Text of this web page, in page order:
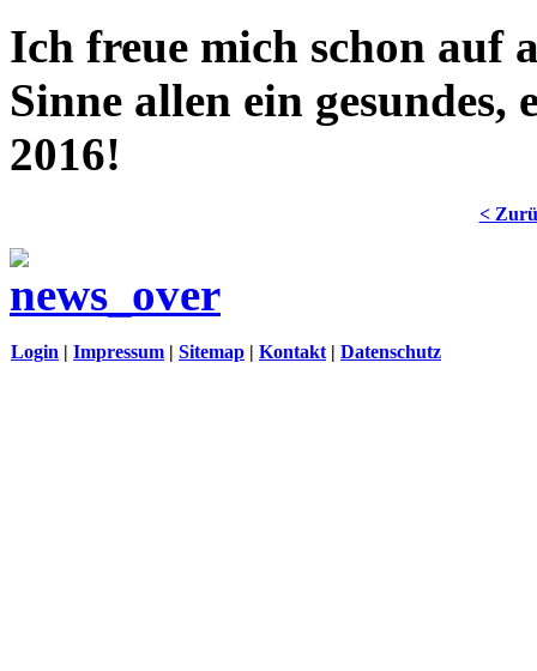
Ich freue mich schon auf
Sinne allen ein gesundes,
2016!
<
Login | Impressum | Sitemap | Kontakt | Datenschutz